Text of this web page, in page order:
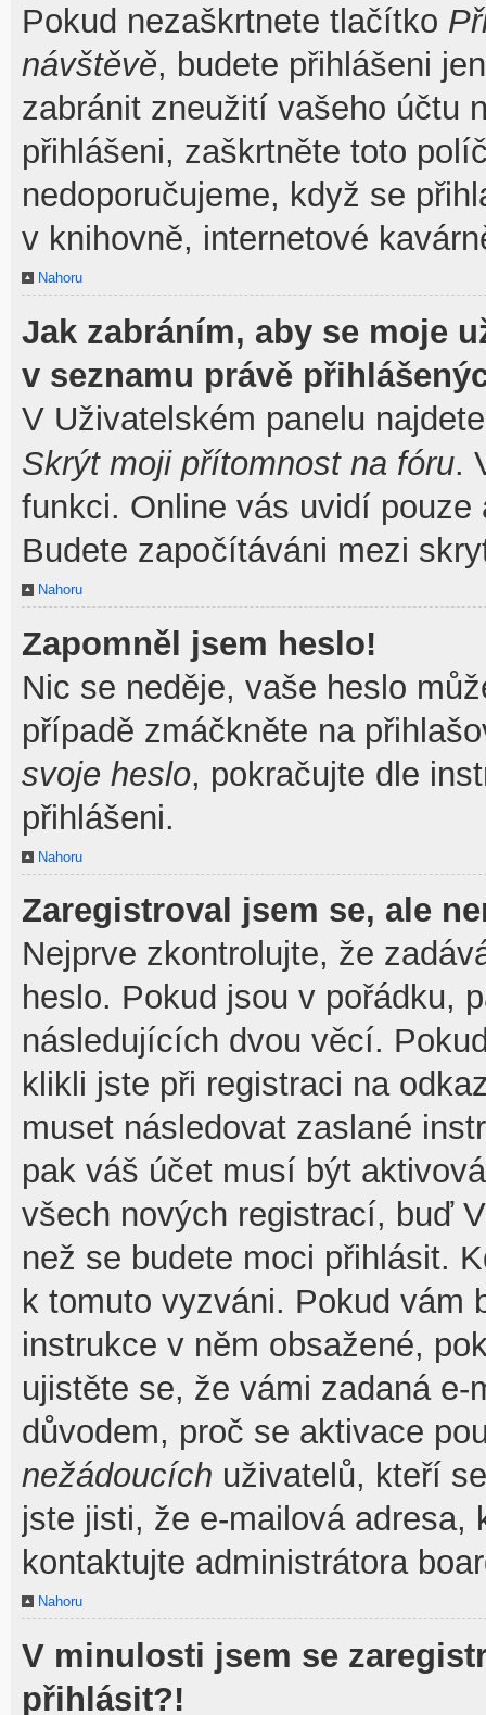
Pokud nezaškrtnete tlačítko
návštěvě, budete přihlášeni
zabránit zneužití vašeho účtu
přihlášeni, zaškrtněte toto
nedoporučujeme, když se
v knihovně, internetové
Nahoru
Jak zabráním, aby se moje
v seznamu právě
V Uživatelském panelu
Skrýt moji přítomnost na fóru.
funkci. Online vás uvidí
Budete započítáváni mezi
Nahoru
Zapomněl jsem heslo!
Nic se neděje, vaše heslo
případě zmáčkněte na
svoje heslo, pokračujte dle
přihlášeni.
Nahoru
Zaregistroval jsem se, ale
Nejprve zkontrolujte, že
heslo. Pokud jsou v pořádku,
následujících dvou věcí.
klikli jste při registraci na
muset následovat zaslané
pak váš účet musí být
všech nových registrací, buď
než se budete moci přihlásit.
k tomuto vyzváni. Pokud vám
instrukce v něm obsažené,
ujistěte se, že vámi zadaná
důvodem, proč se aktivace
nežádoucích uživatelů, kteří
jste jisti, že e-mailová adresa,
kontaktujte administrátora
Nahoru
V minulosti jsem se
přihlásit?!